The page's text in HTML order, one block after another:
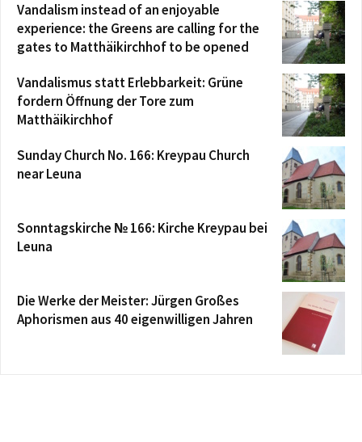
Vandalism instead of an enjoyable
experience: the Greens are calling for the
gates to Matthäikirchhof to be opened
Vandalismus statt Erlebbarkeit: Grüne
fordern Öffnung der Tore zum
Matthäikirchhof
Sunday Church No. 166: Kreypau Church
near Leuna
Sonntagskirche № 166: Kirche Kreypau bei
Leuna
Die Werke der Meister: Jürgen Großes
Aphorismen aus 40 eigenwilligen Jahren